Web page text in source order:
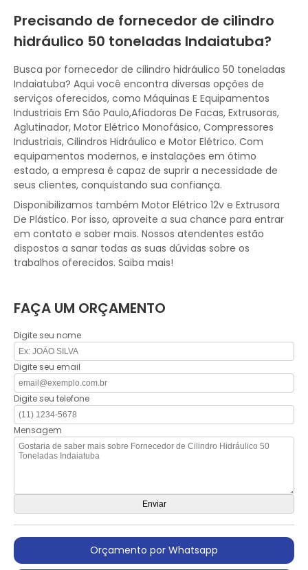
Precisando de fornecedor de cilindro
hidráulico 50 toneladas Indaiatuba?
Busca por fornecedor de cilindro hidráulico 50 toneladas
Indaiatuba? Aqui você encontra diversas opções de
serviços oferecidos, como Máquinas E Equipamentos
Industriais Em São Paulo,Afiadoras De Facas, Extrusoras,
Aglutinador, Motor Elétrico Monofásico, Compressores
Industriais, Cilindros Hidráulico e Motor Elétrico. Com
equipamentos modernos, e instalações em ótimo
estado, a empresa é capaz de suprir a necessidade de
seus clientes, conquistando sua confiança.
Disponibilizamos também Motor Elétrico 12v e Extrusora
De Plástico. Por isso, aproveite a sua chance para entrar
em contato e saber mais. Nossos atendentes estão
dispostos a sanar todas as suas dúvidas sobre os
trabalhos oferecidos. Saiba mais!
FAÇA UM ORÇAMENTO
Digite seu nome
Digite seu email
Digite seu telefone
Mensagem
Orçamento por Whatsapp